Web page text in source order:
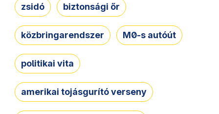
zsidó biztonsági őr
közbringarendszer M0-s autóút
politikai vita
amerikai tojásgurító verseny